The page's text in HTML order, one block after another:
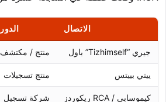
الاتصال الدور
جيري “Tizhimself” باول منتج / مكتشف
ييتي بييتس منتج تسجيلات
كيموسابي / RCA ريكوردز شركة تسجيل